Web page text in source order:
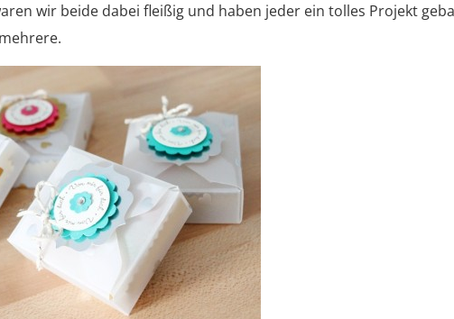
wir beide dabei fleißig und haben jeder ein tolles Projekt